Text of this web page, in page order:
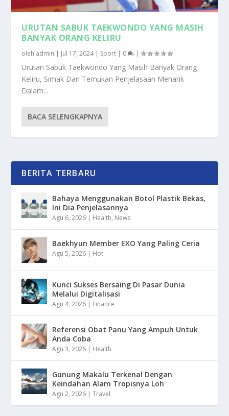
URUTAN SABUK TAEKWONDO YANG MASIH
BANYAK ORANG KELIRU
oleh admin | Jul 17, 2024| Sport | 0 |
Urutan Sabuk Taekwondo Yang Masih Banyak Orang
Keliru, Simak Dan Temukan Penjelasaan Menarik
Dalam...
BACA SELENGKAPNYA
BERITA TERBARU
Bahaya Menggunakan Botol Plastik Bekas,
Ini Dia Penjelasannya
Agu 6, 2026 | Health, News
Baekhyun Member EXO Yang Paling Ceria
Agu 5, 2026 | Hot
Kunci Sukses Bersaing Di Pasar Dunia
Melalui Digitalisasi
Agu 4, 2026 | Finance
Referensi Obat Panu Yang Ampuh Untuk
Anda Coba
Agu 3, 2026 | Health
Gunung Makalu Terkenal Dengan
Keindahan Alam Tropisnya Loh
Agu 2, 2026 |Travel